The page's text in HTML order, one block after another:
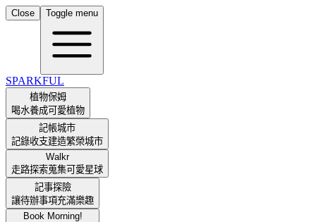
Close Toggle menu
SPARKFUL
植物保姆
喝水養成可愛植物
記帳城市
記錄收支建造繁榮城市
Walkr
走路探索蒐集可愛星球
記事探險
讓待辦事項充滿樂趣
Book Morning!